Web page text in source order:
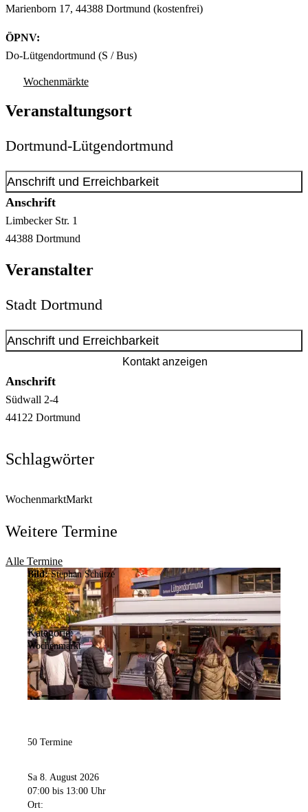
Marienborn 17, 44388 Dortmund (kostenfrei)
ÖPNV:
Do-Lütgendortmund (S / Bus)
Wochenmärkte
Veranstaltungsort
Dortmund-Lütgendortmund
Anschrift und Erreichbarkeit
Anschrift
Limbecker Str. 1
44388 Dortmund
Veranstalter
Stadt Dortmund
Anschrift und Erreichbarkeit
Kontakt anzeigen
Anschrift
Südwall 2-4
44122 Dortmund
Schlagwörter
WochenmarktMarkt
Weitere Termine
Alle Termine
Bild: Stephan Schütze
Kategorie:
Wochenmarkt
50 Termine
Sa 8. August 2026
07:00 bis 13:00 Uhr
Ort: